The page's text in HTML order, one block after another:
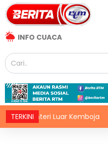
INFO CUACA
TERKINILuar Kemboja